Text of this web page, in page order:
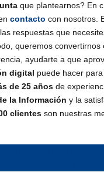
que plantearnos? En
contacto con nosotros.
respuestas que
queremos
ayudarte a que
digital puede hacer
de 25 años de
la Información y la
clientesson nuestras